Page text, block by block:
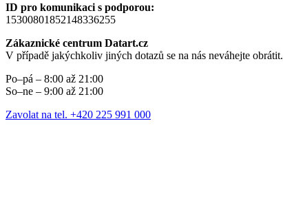
ID pro komunikaci s podporou:
15300801852148336255
Zákaznické centrum Datart.cz
V případě jakýchkoliv jiných dotazů se na nás neváhejte obrátit.
Po–pá – 8:00 až 21:00
So–ne – 9:00 až 21:00
Zavolat na tel. +420 225 991 000